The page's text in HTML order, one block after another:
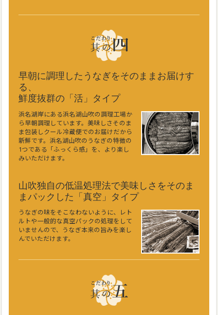
早朝に調理したうなぎをそのままお届けす
る、
鮮度抜群の「活」タイプ
浜名湖岸にある浜名湖山吹の調理工場か
ら早朝調理しています。美味しさそのま
ま包装しクール冷蔵便でのお届けだから
新鮮です。浜名湖山吹のうなぎの特徴の
1つである「ふっくら感」を、より楽し
みいただけます。
山吹独自の低温処理法で美味しさをそのま
まパックした「真空」タイプ
うなぎの味をそこなわないように、レト
ルトや一般的な真空パックの処理をして
いませんので、うなぎ本来の旨みを楽し
んでいただけます。